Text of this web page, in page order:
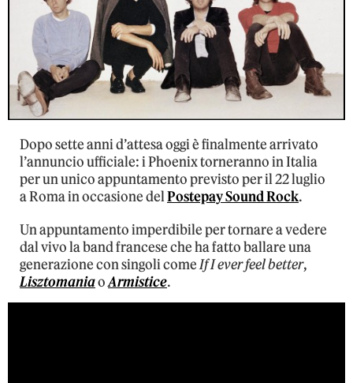
Dopo sette anni d’attesa oggi è finalmente arrivato
l’annuncio ufficiale: i Phoenix torneranno in Italia
per un unico appuntamento previsto per il 22 luglio
a Roma in occasione delPostepay Sound Rock.
Un appuntamento imperdibile per tornare a vedere
dal vivo la band francese che ha fatto ballare una
generazione con singoli comeIf I ever feel better,
LisztomaniaoArmistice.